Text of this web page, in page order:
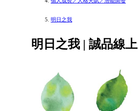
明日之我
明日之我 | 誠品線上